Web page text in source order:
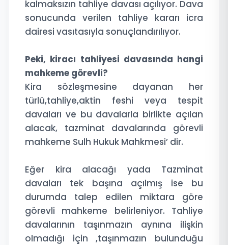
kalmaksızın tahliye davası açılıyor. Dava
sonucunda verilen tahliye kararı icra
dairesi vasıtasıyla sonuçlandırılıyor.
Peki, kiracı tahliyesi davasında hangi
mahkeme görevli?
Kira sözleşmesine dayanan her
türlü,tahliye,aktin feshi veya tespit
davaları ve bu davalarla birlikte açılan
alacak, tazminat davalarında görevli
mahkeme Sulh Hukuk Mahkmesi’ dir.
Eğer kira alacağı yada Tazminat
davaları tek başına açılmış ise bu
durumda talep edilen miktara göre
görevli mahkeme belirleniyor. Tahliye
davalarının taşınmazın aynına ilişkin
olmadığı için ,taşınmazın bulunduğu